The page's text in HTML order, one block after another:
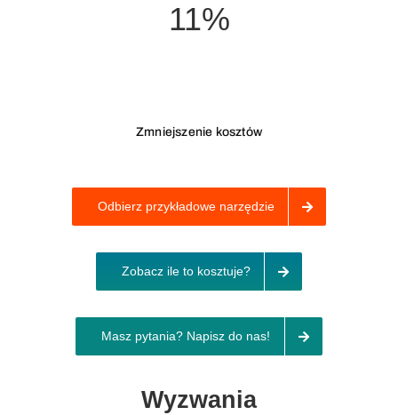
11%
Zmniejszenie kosztów
Odbierz przykładowe narzędzie
Zobacz ile to kosztuje?
Masz pytania? Napisz do nas!
Wyzwania